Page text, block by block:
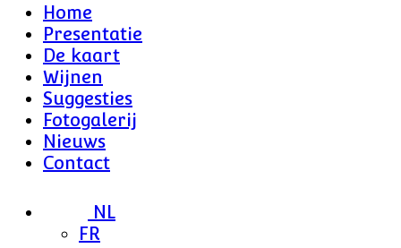
Home
Presentatie
De kaart
Wijnen
Suggesties
Fotogalerij
Nieuws
Contact
NL
FR